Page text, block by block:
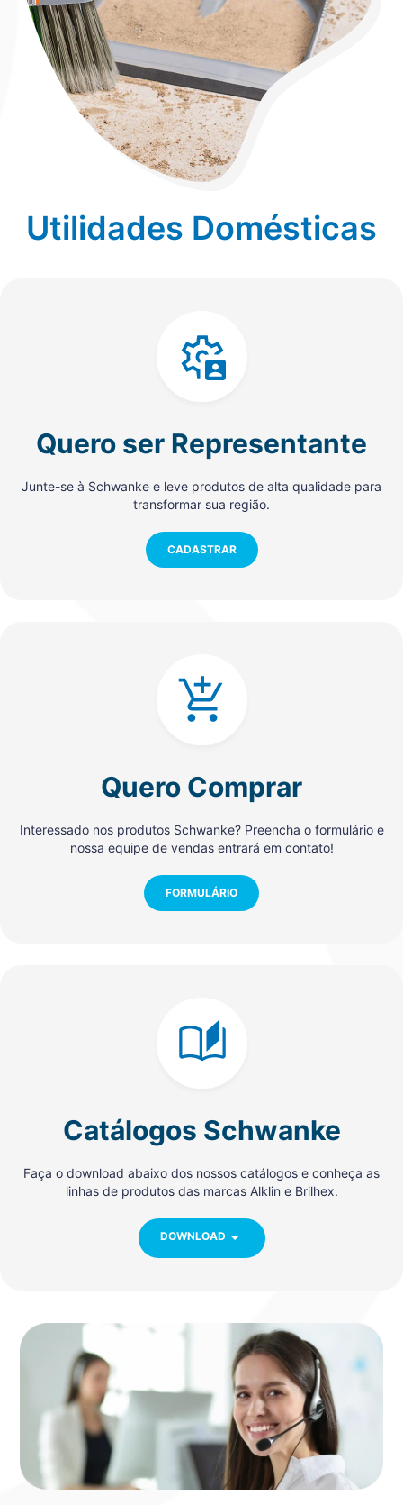
Utilidades Domésticas
Quero ser Representante
Junte-se à Schwanke e leve produtos de alta qualidade para
transformar sua região.
CADASTRAR
Quero Comprar
Interessado nos produtos Schwanke? Preencha o formulário e
nossa equipe de vendas entrará em contato!
FORMULÁRIO
Catálogos Schwanke
Faça o download abaixo dos nossos catálogos e conheça as
linhas de produtos das marcas Alklin e Brilhex.
DOWNLOAD